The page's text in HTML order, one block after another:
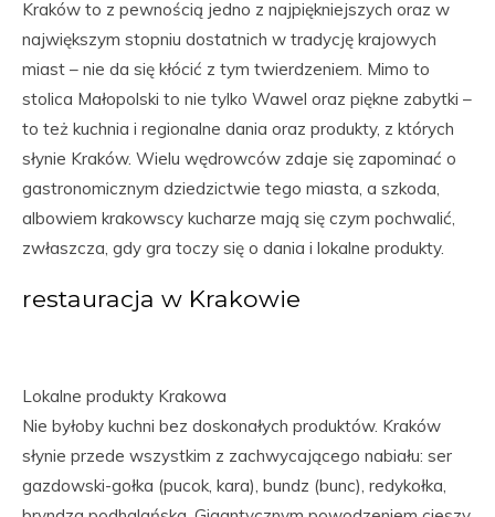
Kraków to z pewnością jedno z najpiękniejszych oraz w
największym stopniu dostatnich w tradycję krajowych
miast – nie da się kłócić z tym twierdzeniem. Mimo to
stolica Małopolski to nie tylko Wawel oraz piękne zabytki –
to też kuchnia i regionalne dania oraz produkty, z których
słynie Kraków. Wielu wędrowców zdaje się zapominać o
gastronomicznym dziedzictwie tego miasta, a szkoda,
albowiem krakowscy kucharze mają się czym pochwalić,
zwłaszcza, gdy gra toczy się o dania i lokalne produkty.
restauracja w Krakowie
Lokalne produkty Krakowa
Nie byłoby kuchni bez doskonałych produktów. Kraków
słynie przede wszystkim z zachwycającego nabiału: ser
gazdowski-gołka (pucok, kara), bundz (bunc), redykołka,